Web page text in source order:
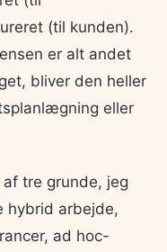
(til kunden).
er alt andet
bliver den heller
eller
tre grunde, jeg
hybrid arbejde,
ad hoc-